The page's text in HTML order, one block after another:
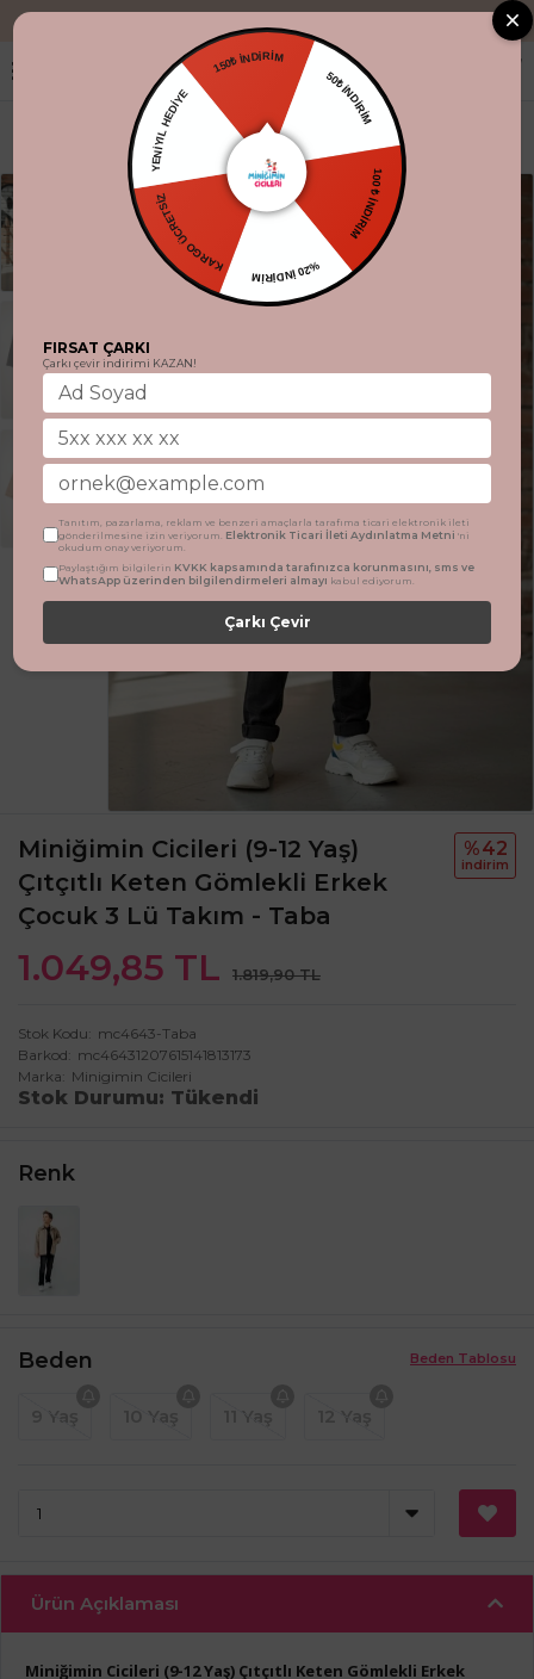
"Aynı gün
Miniğimin Cicileri (9-12 Yaş)
Çıtçıtlı Keten Gömlekli Erkek
Çocuk 3 Lü Takım - Taba
1.049,85 TL 1.819,90 TL
%42
i̇ndi̇ri̇m
Stok Kodu
mc4643-Taba
Barkod
mc46431207615141813173
Marka
Minigimin Cicileri
Stok Durumu Tükendi
Renk
Beden Tablosu
Beden
Ürün Açıklaması
Miniğimin Cicileri (9-12 Yaş) Çıtçıtlı Keten Gömlekli Erkek
150₺ İNDİRİM
50₺ İNDİRİM
100 ₺ İNDİRİM
%20 İNDİRİM
KARGO ÜCRETSİZ
YENİYIL HEDİYE
FIRSAT ÇARKI
Çarkı çevir indirimi KAZAN!
Tanıtım, pazarlama, reklam ve benzeri amaçlarla tarafıma ticari elektronik ileti
gönderilmesine izin veriyorum. Elektronik Ticari İleti Aydınlatma Metni 'ni
okudum onay veriyorum.
Paylaştığım bilgilerin KVKK kapsamında tarafınızca korunmasını, sms ve
WhatsApp üzerinden bilgilendirmeleri almayı kabul ediyorum.
Çarkı Çevir